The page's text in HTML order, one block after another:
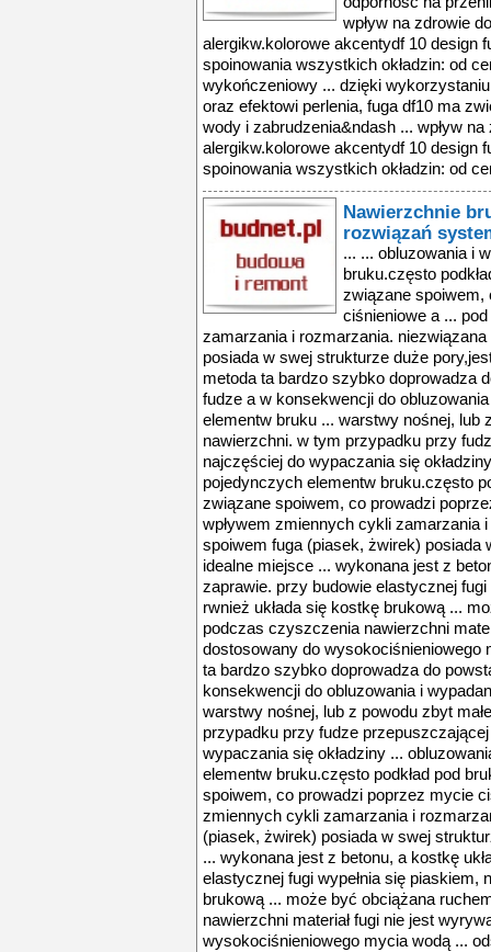
wpływ na zdrowie
alergikw.kolorowe akcentydf 10 design
spoinowania wszystkich okładzin: od
wykończeniowy ... dzięki
oraz efektowi perlenia, fuga df10 ma
wody i zabrudzenia&ndash ... wpływ
alergikw.kolorowe akcentydf 10 design
spoinowania wszystkich okładzin: od
Nawierzchnie
rozwiązań
... ... obluzowania i
bruku.często
związane spoiwem,
ciśnieniowe a ...
zamarzania i rozmarzania.
posiada w swej strukturze duże
metoda ta bardzo szybko doprowadza
fudze a w konsekwencji do
elementw bruku ... warstwy nośnej, lub
nawierzchni. w tym przypadku przy
najczęściej do wypaczania się
pojedynczych elementw bruku.często
związane spoiwem, co prowadzi
wpływem zmiennych cykli zamarzania
spoiwem fuga (piasek, żwirek) posiada
idealne miejsce ... wykonana jest z
zaprawie. przy budowie elastycznej
rwnież układa się kostkę brukową ...
podczas czyszczenia nawierzchni
dostosowany do wysokociśnieniowego
ta bardzo szybko doprowadza do
konsekwencji do obluzowania i
warstwy nośnej, lub z powodu zbyt
przypadku przy fudze
wypaczania się okładziny ...
elementw bruku.często podkład pod
spoiwem, co prowadzi poprzez mycie
zmiennych cykli zamarzania i
(piasek, żwirek) posiada w swej
... wykonana jest z betonu, a kostkę
elastycznej fugi wypełnia się piaskiem,
brukową ... może być obciążana
nawierzchni materiał fugi nie jest
wysokociśnieniowego mycia wodą ...